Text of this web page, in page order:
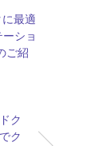
最適
ショ
ご紹
ク
ク